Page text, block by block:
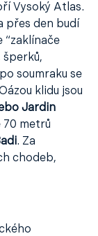
Vysoký Atlas.
přes den budí
“zaklínače
šperků,
soumraku se
klidu jsou
Jardin
70 metrů
. Za
chodeb,